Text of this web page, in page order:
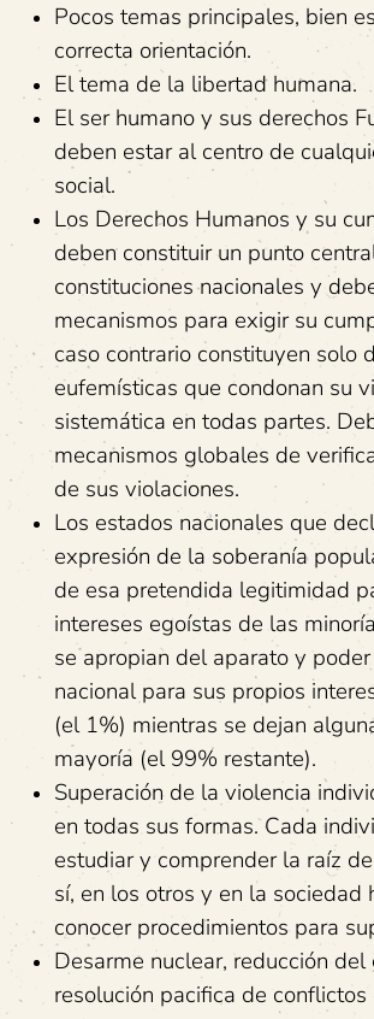
Pocos temas principales, bien
correcta orientación.
El tema de la libertad humana.
El ser humano y sus derechos
deben estar al centro de
social.
Los Derechos Humanos y su
deben constituir un punto
constituciones nacionales y
mecanismos para exigir su
caso contrario constituyen solo
eufemísticas que condonan su
sistemática en todas partes.
mecanismos globales de
de sus violaciones.
Los estados nacionales que
expresión de la soberanía
de esa pretendida legitimidad
intereses egoístas de las
se apropian del aparato y
nacional para sus propios
(el 1%) mientras se dejan
mayoría (el 99% restante).
Superación de la violencia
en todas sus formas. Cada
estudiar y comprender la raíz
sí, en los otros y en la sociedad
conocer procedimientos para
Desarme nuclear, reducción
resolución pacifica de